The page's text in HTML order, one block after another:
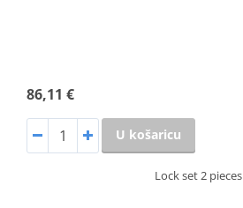
86,11 €
U košaricu
Lock set 2 pieces